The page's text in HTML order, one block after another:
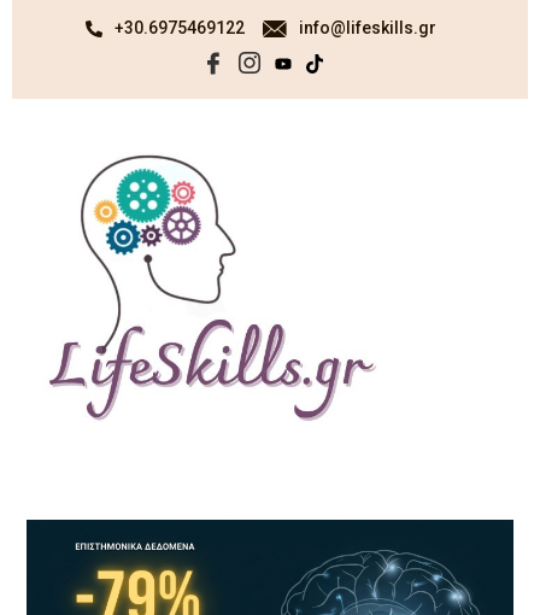
+30.6975469122 info@lifeskills.gr